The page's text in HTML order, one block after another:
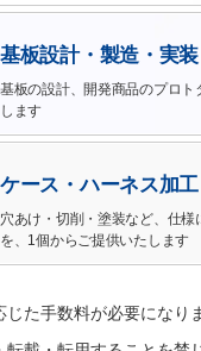
基板設計・製造・実装
基板の設計、開発商品のプロ
します
ケース・ハーネス加工
穴あけ・切削・塗装など、仕
を、1個からご提供いたします
た手数料が必要になり